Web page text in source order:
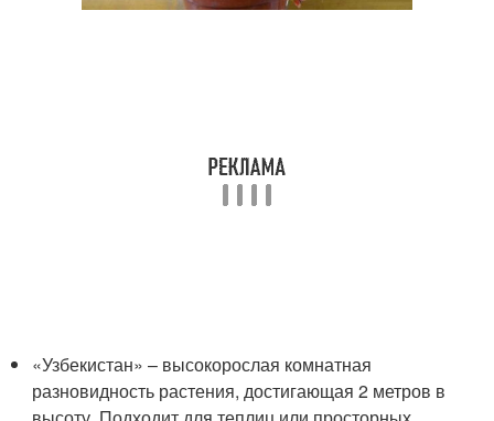
«Узбекистан» – высокорослая комнатная
разновидность растения, достигающая 2 метров в